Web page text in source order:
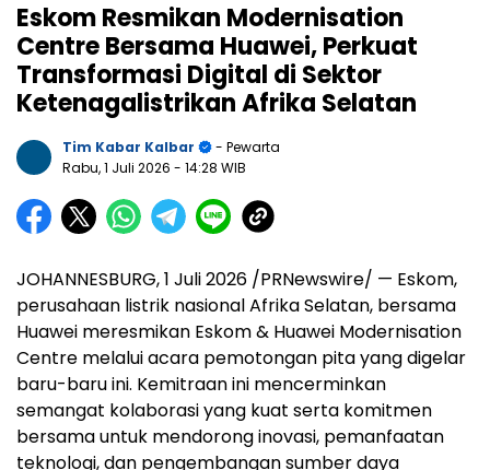
Eskom Resmikan Modernisation
Centre Bersama Huawei, Perkuat
Transformasi Digital di Sektor
Ketenagalistrikan Afrika Selatan
Tim Kabar Kalbar
- Pewarta
Rabu, 1 Juli 2026 - 14:28 WIB
JOHANNESBURG, 1 Juli 2026 /PRNewswire/ — Eskom,
perusahaan listrik nasional Afrika Selatan, bersama
Huawei meresmikan Eskom & Huawei Modernisation
Centre melalui acara pemotongan pita yang digelar
baru-baru ini. Kemitraan ini mencerminkan
semangat kolaborasi yang kuat serta komitmen
bersama untuk mendorong inovasi, pemanfaatan
teknologi, dan pengembangan sumber daya